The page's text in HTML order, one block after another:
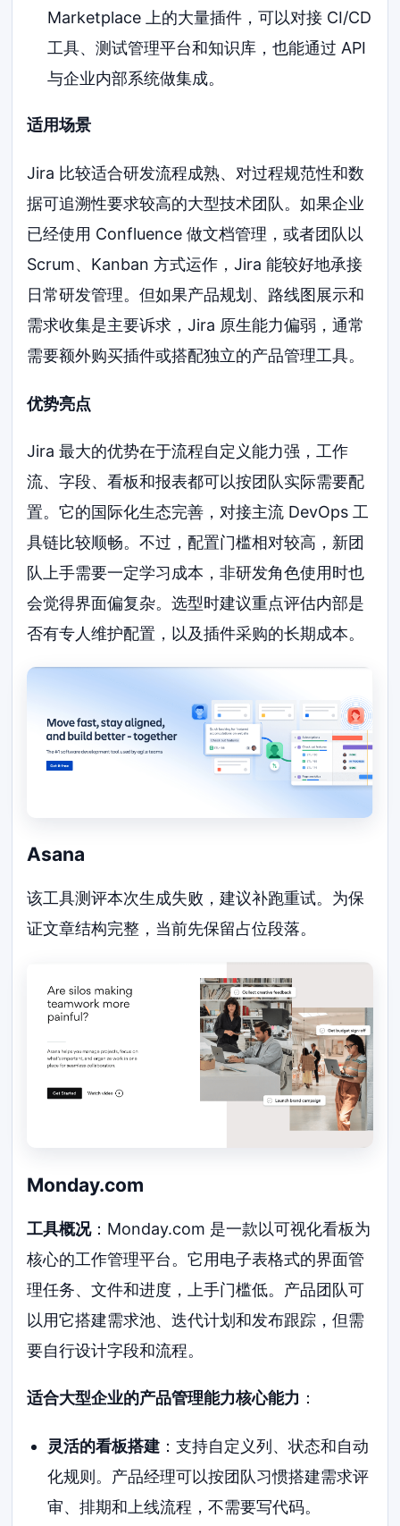
Marketplace 上的大量插件，可以对接 CI/CD
工具、测试管理平台和知识库，也能通过 API
与企业内部系统做集成。
适用场景
Jira 比较适合研发流程成熟、对过程规范性和数
据可追溯性要求较高的大型技术团队。如果企业
已经使用 Confluence 做文档管理，或者团队以
Scrum、Kanban 方式运作，Jira 能较好地承接
日常研发管理。但如果产品规划、路线图展示和
需求收集是主要诉求，Jira 原生能力偏弱，通常
需要额外购买插件或搭配独立的产品管理工具。
优势亮点
Jira 最大的优势在于流程自定义能力强，工作
流、字段、看板和报表都可以按团队实际需要配
置。它的国际化生态完善，对接主流 DevOps 工
具链比较顺畅。不过，配置门槛相对较高，新团
队上手需要一定学习成本，非研发角色使用时也
会觉得界面偏复杂。选型时建议重点评估内部是
否有专人维护配置，以及插件采购的长期成本。
Asana
该工具测评本次生成失败，建议补跑重试。为保
证文章结构完整，当前先保留占位段落。
Monday.com
工具概况：Monday.com 是一款以可视化看板为
核心的工作管理平台。它用电子表格式的界面管
理任务、文件和进度，上手门槛低。产品团队可
以用它搭建需求池、迭代计划和发布跟踪，但需
要自行设计字段和流程。
适合大型企业的产品管理能力核心能力 ：
灵活的看板搭建：支持自定义列、状态和自动
化规则。产品经理可以按团队习惯搭建需求评
审、排期和上线流程，不需要写代码。